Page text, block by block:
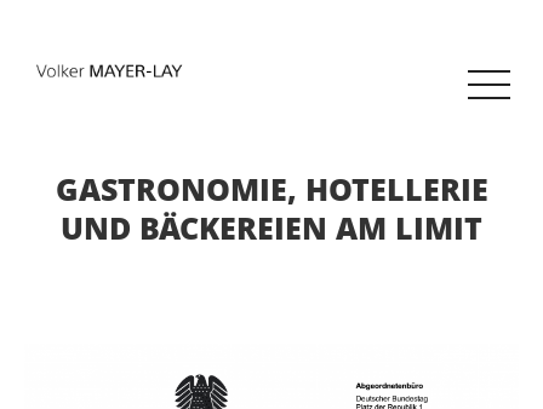
GASTRONOMIE, HOTELLERIE
UND BÄCKEREIEN AM LIMIT